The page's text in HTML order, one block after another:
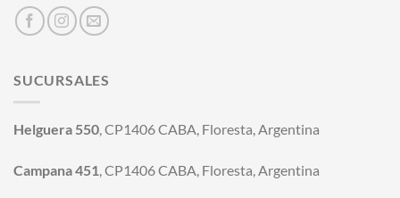
SUCURSALES
Helguera 550, CP1406 CABA, Floresta, Argentina
Campana 451 , CP1406 CABA, Floresta, Argentina